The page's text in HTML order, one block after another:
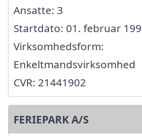
Ansatte: 3
Startdato: 01. februar
Virksomhedsform:
Enkeltmandsvirksomhed
CVR: 21441902
FERIEPARK A/S